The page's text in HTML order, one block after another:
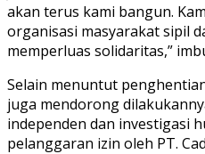
akan terus kami bangun.
organisasi masyarakat sipil
memperluas solidaritas,”
Selain menuntut
juga mendorong
independen dan investigasi
pelanggaran izin oleh PT.